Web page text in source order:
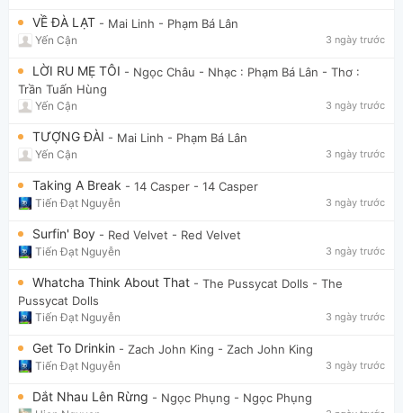
VỀ ĐÀ LẠT - Mai Linh - Phạm Bá Lân
Yến Cận 3 ngày trước
LỜI RU MẸ TÔI - Ngọc Châu - Nhạc : Phạm Bá Lân - Thơ :
Trần Tuấn Hùng
Yến Cận 3 ngày trước
TƯỢNG ĐÀI - Mai Linh - Phạm Bá Lân
Yến Cận 3 ngày trước
Taking A Break - 14 Casper - 14 Casper
Tiến Đạt Nguyễn 3 ngày trước
Surfin' Boy - Red Velvet - Red Velvet
Tiến Đạt Nguyễn 3 ngày trước
Whatcha Think About That - The Pussycat Dolls - The
Pussycat Dolls
Tiến Đạt Nguyễn 3 ngày trước
Get To Drinkin - Zach John King - Zach John King
Tiến Đạt Nguyễn 3 ngày trước
Dắt Nhau Lên Rừng - Ngọc Phụng - Ngọc Phụng